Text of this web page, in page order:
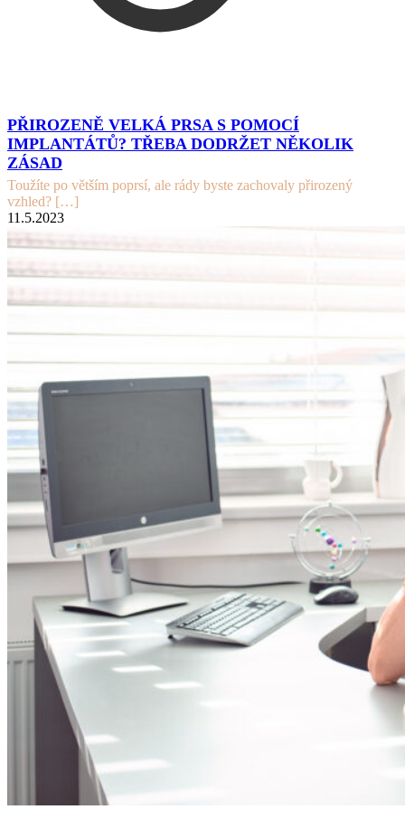
PŘIROZENĚ VELKÁ PRSA S POMOCÍ
IMPLANTÁTŮ? TŘEBA DODRŽET NĚKOLIK
ZÁSAD
Toužíte po větším poprsí, ale rády byste zachovaly přirozený
vzhled? […]
11.5.2023